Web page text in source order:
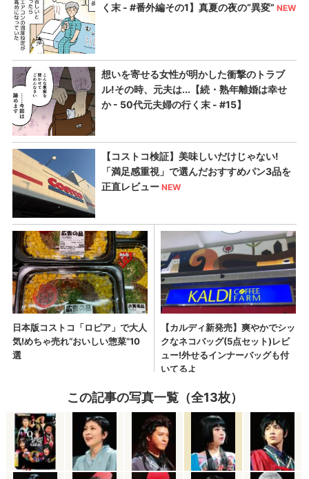
この記事の写真一覧（全13枚）